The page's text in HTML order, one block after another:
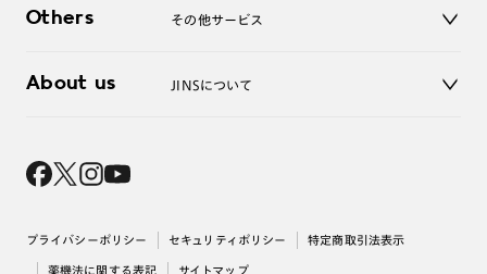
お問い合わせ
Others その他サービス
レンズ交換
About us JINSについて
採用情報
出店について
プライバシーポリシー セキュリティポリシー 特定商取引法表示
薬機法に関する表記 サイトマップ